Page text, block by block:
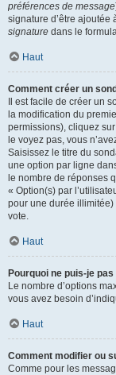
préférences de message
signature d’être
signature dans le
Haut
Comment créer un
Il est facile de créer un
la modification du
permissions), cliquez
le voyez pas, vous
Saisissez le titre du
une option par ligne
le nombre de réponses
« Option(s) par
pour une durée
vote.
Haut
Pourquoi ne puis-je
Le nombre d’options
vous avez besoin
Haut
Comment modifier ou
Comme pour les